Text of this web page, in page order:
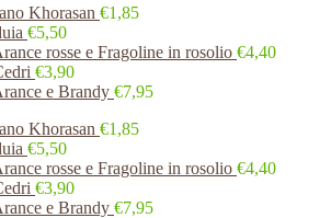
Khorasan €1,85
€5,50
rosse e Fragoline in rosolio €4,40
€3,90
e Brandy €7,95
Khorasan €1,85
€5,50
rosse e Fragoline in rosolio €4,40
€3,90
e Brandy €7,95